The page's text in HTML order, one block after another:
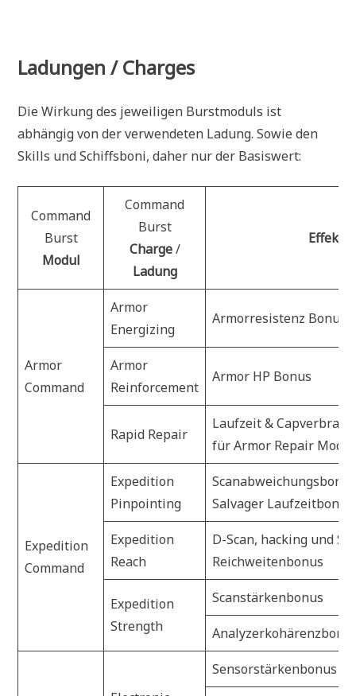
Ladungen / Charges
Die Wirkung des jeweiligen Burstmoduls ist
abhängig von der verwendeten Ladung. Sowie den
Skills und Schiffsboni, daher nur der Basiswert:
Command
Burst
Modul
Command
Burst
Charge/
Ladung
Effekt
Armor
Command
Armor
Energizing
Armorresistenz Bonus
Armor
Reinforcement
Armor HP Bonus
Rapid Repair
Laufzeit &
für Armor Repair Modul
Expedition
Command
Expedition
Pinpointing
Salvager Laufzeitbonus
Expedition
Reach
D-Scan, hacking und
Reichweitenbonus
Expedition
Strength
Scanstärkenbonus
Sensorstärkenbonus